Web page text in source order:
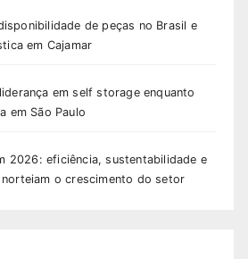
de peças no Brasil e
em Cajamar
em self storage enquanto
em São Paulo
2026: eficiência, sustentabilidade e
o crescimento do setor